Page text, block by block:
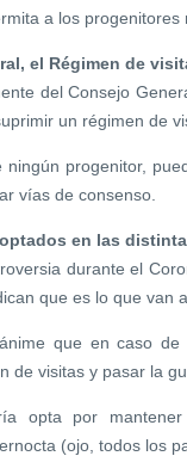
a los
el Régimen de
del Consejo
un régimen de
ningún progenitor,
vías de consenso.
en las
durante el
que es lo que van
que en caso
de visitas y pasar la
opta por
(ojo, todos los